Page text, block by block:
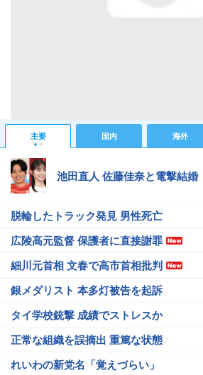
主要 国内 海外
池田直人 佐藤佳奈と電撃結婚
脱輪したトラック発見 男性死亡
広陵高元監督 保護者に直接謝罪
細川元首相 文春で高市首相批判
銀メダリスト 本多灯被告を起訴
タイ学校銃撃 成績でストレスか
正常な組織を誤摘出 重篤な状態
れいわの新党名「覚えづらい」